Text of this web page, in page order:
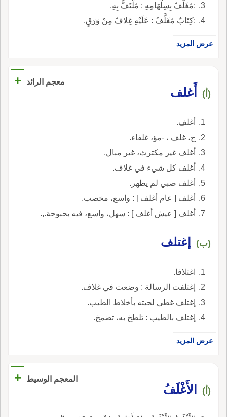
:مُغَلَّفٌ بِسِلْهَامِهِ : مُلْتَفٌّ بِهِ.
:كِتَابٌ مُغَلَّفٌ : عَلَيْهِ غِلافٌ مِنْ وَرَقٍ.
عرض المزيد
معجم الرائد +
(أ) أَغلف
أغلف.
ج، غلف ، -مؤ، غلفاء.
أغلف غير مكترث، غير مبال.
أغلف كل شيء في غلاف.
أغلف صبي لم يطهر.
أغلف [ عام أغلف ] : واسع، مخصب.
أغلف [ عيش أغلف ] : سهل، واسع، فيه بحبوحة.,.
(ب) إغتلف
اغتلافا.
إغتلفت الرسالة : وضعت في غلاف.
إغتلف غطى لحيته بأخلاط الطيب.
إغتلف بالطيب : تلطخ به، تضمخ.
عرض المزيد
المعجم الوسيط +
(أ) الأَغْلَفُ